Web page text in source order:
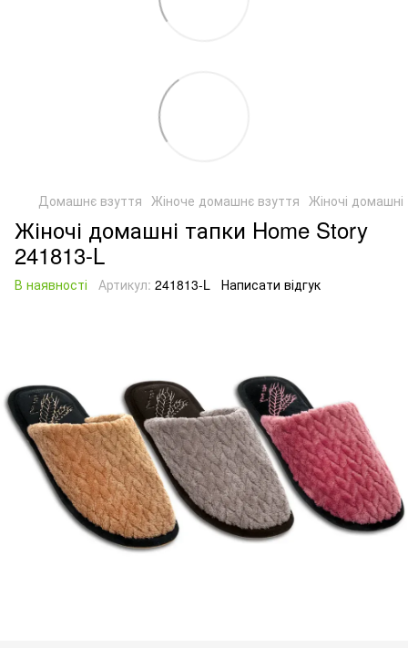
Домашнє взуття Жіноче домашнє взуття Жіночі
Жіночі домашні тапки Home Story
241813-L
В наявності Артикул: 241813-L Написати відгук